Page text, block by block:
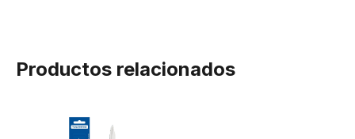
Productos relacionados